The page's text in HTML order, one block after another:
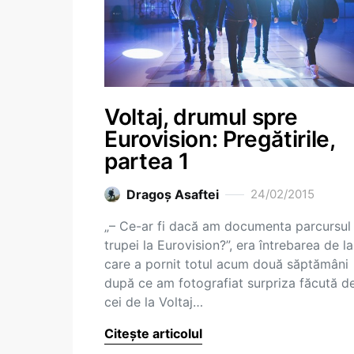
Voltaj, drumul spre
Eurovision: Pregătirile,
partea 1
Dragoş Asaftei 24/02/2015
„– Ce-ar fi dacă am documenta parcursul
trupei la Eurovision?”, era întrebarea de la
care a pornit totul acum două săptămâni
după ce am fotografiat surpriza făcută
cei de la Voltaj…
Citește articolul